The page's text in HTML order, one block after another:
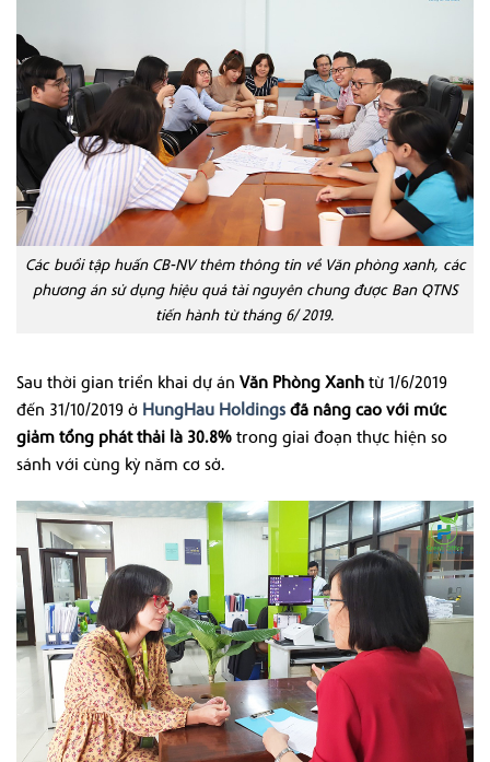
Các buổi tập huấn CB-NV thêm thông tin về Văn phòng xanh, các
phương án sử dụng hiệu quả tài nguyên chung được Ban QTNS
tiến hành từ tháng 6/ 2019.
Sau thời gian triển khai dự án Văn Phòng Xanh từ 1/6/2019
đến 31/10/2019 ở HungHau Holdings đã nâng cao với mức
giảm tổng phát thải là 30.8% trong giai đoạn thực hiện so
sánh với cùng kỳ năm cơ sở.